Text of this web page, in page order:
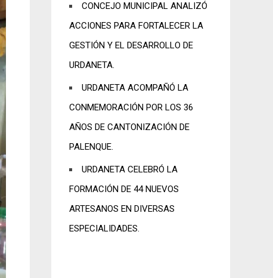
CONCEJO MUNICIPAL ANALIZÓ
ACCIONES PARA FORTALECER LA
GESTIÓN Y EL DESARROLLO DE
URDANETA.
URDANETA ACOMPAÑÓ LA
CONMEMORACIÓN POR LOS 36
AÑOS DE CANTONIZACIÓN DE
PALENQUE.
URDANETA CELEBRÓ LA
FORMACIÓN DE 44 NUEVOS
ARTESANOS EN DIVERSAS
ESPECIALIDADES.